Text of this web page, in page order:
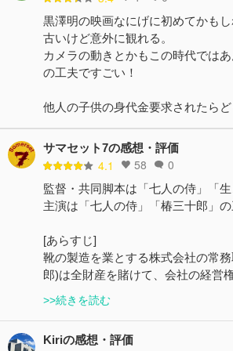
黒澤明の映画なにげに初めてかもし
古いけど意外に観れる。
カメラの動きとかもこの時代では
の工夫ですごい！
他人の子供の身代金要求されたらど
サマセット7の感想・評価
4.1 58 0
監督・共同脚本は「七人の侍」「生
主演は「七人の侍」「椿三十郎」の
[あらすじ]
靴の製造を業とする株式会社の常
郎)は全財産を賭けて、会社の経営
>>続きを読む
Kiriの感想・評価